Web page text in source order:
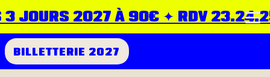
2027 À 90€ ✦ RDV
BILLETTERIE 2027